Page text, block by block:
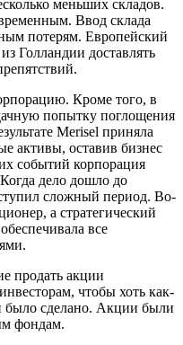
меньших складов.
Ввод склада
потерям. Европейский
Голландии доставлять
Кроме того, в
попытку поглощения
Merisel приняла
активы, оставив бизнес
событий корпорация
дело дошло до
сложный период. Во-
а стратегический
все
продать акции
чтобы хоть как-
было сделано. Акции были
фондам.